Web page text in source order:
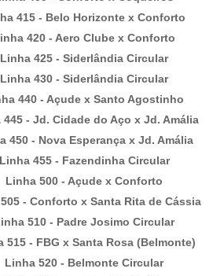
415 - Belo Horizonte x Conforto
420 - Aero Clube x Conforto
Linha 425 - Siderlândia Circular
Linha 430 - Siderlândia Circular
440 - Açude x Santo Agostinho
445 - Jd. Cidade do Aço x Jd. Amália
450 - Nova Esperança x Jd. Amália
Linha 455 - Fazendinha Circular
Linha 500 - Açude x Conforto
- Conforto x Santa Rita de Cássia
510 - Padre Josimo Circular
515 - FBG x Santa Rosa (Belmonte)
Linha 520 - Belmonte Circular